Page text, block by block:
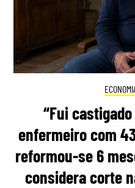
“Fui
enfermeiro com
reformou-se 6
considera corte